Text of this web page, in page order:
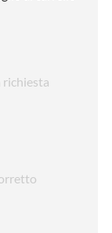
richiesta